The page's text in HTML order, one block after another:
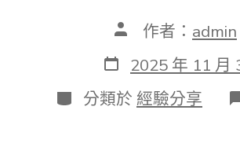
文
作
者
作者： admin
發
表
日
期
2025 年 11 月
分
類
分類於 經驗分享